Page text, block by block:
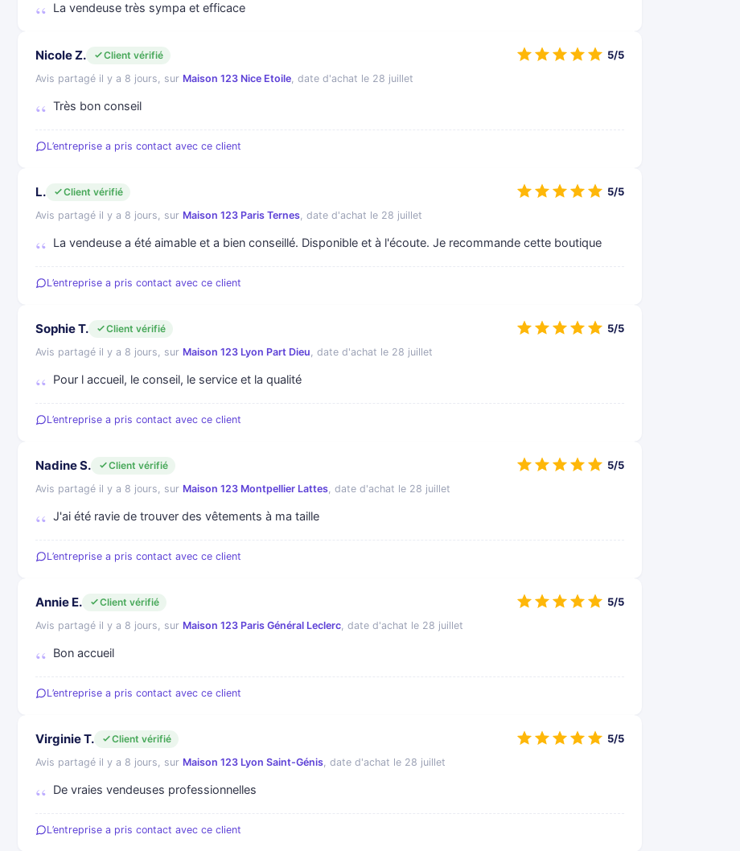
La vendeuse très sympa et efficace
Nicole Z.
Client vérifié
Avis partagé il y a 8 jours, sur Maison 123 Nice Etoile, date d'achat le 28 juillet
Très bon conseil
5/5
L’entreprise a pris contact avec ce client
L.
Client vérifié
Avis partagé il y a 8 jours, sur Maison 123 Paris Ternes, date d'achat le 28 juillet
La vendeuse a été aimable et a bien conseillé. Disponible et à l'écoute. Je recommande cette boutique
5/5
L’entreprise a pris contact avec ce client
Sophie T.
Client vérifié
Avis partagé il y a 8 jours, sur Maison 123 Lyon Part Dieu, date d'achat le 28 juillet
Pour l accueil, le conseil, le service et la qualité
5/5
L’entreprise a pris contact avec ce client
Nadine S.
Client vérifié
Avis partagé il y a 8 jours, sur Maison 123 Montpellier Lattes, date d'achat le 28 juillet
J'ai été ravie de trouver des vêtements à ma taille
5/5
L’entreprise a pris contact avec ce client
Annie E.
Client vérifié
Avis partagé il y a 8 jours, sur Maison 123 Paris Général Leclerc, date d'achat le 28 juillet
Bon accueil
5/5
L’entreprise a pris contact avec ce client
Virginie T.
Client vérifié
Avis partagé il y a 8 jours, sur Maison 123 Lyon Saint-Génis, date d'achat le 28 juillet
De vraies vendeuses professionnelles
5/5
L’entreprise a pris contact avec ce client